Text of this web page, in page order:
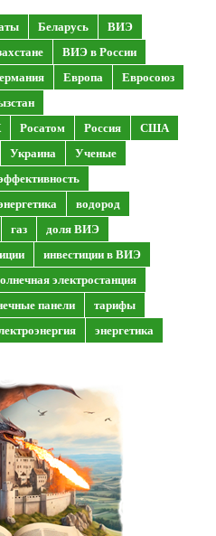
Беларусь
ВИЭ
ВИЭ в России
Европа
Евросоюз
Росатом Россия
США
Украина
Ученые
водород
газ
доля ВИЭ
инвестиции в ВИЭ
электростанция
панели
тарифы
энергетика